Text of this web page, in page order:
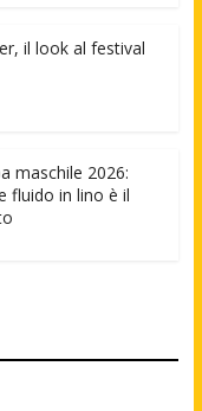
il look al festival
maschile 2026:
fluido in lino è il